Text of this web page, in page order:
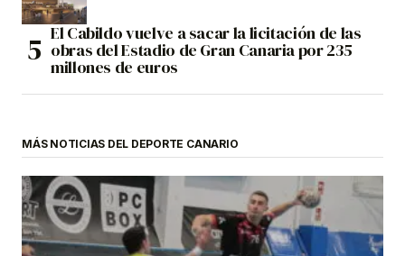
El Cabildo vuelve a sacar la licitación de las
obras del Estadio de Gran Canaria por 235
millones de euros
MÁS NOTICIAS DEL DEPORTE CANARIO